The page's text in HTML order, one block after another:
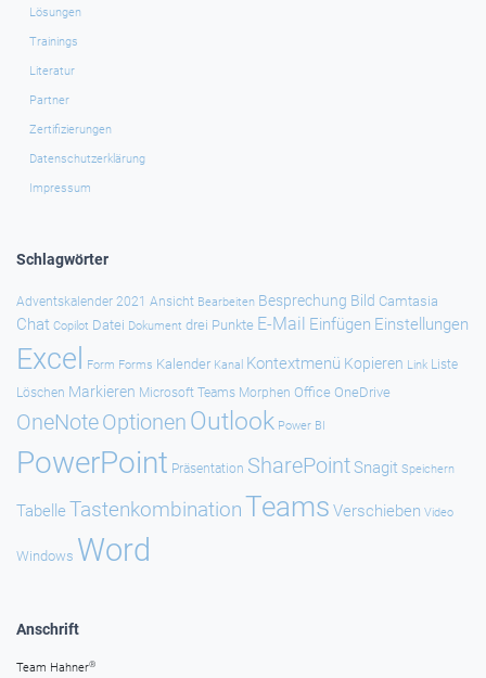
Lösungen
Trainings
Literatur
Partner
Zertifizierungen
Datenschutzerklärung
Impressum
Schlagwörter
Adventskalender 2021 Ansicht Bearbeiten Besprechung Bild Camtasia
Chat Copilot Datei Dokument drei Punkte E-Mail Einfügen Einstellungen
Excel Form Forms Kalender Kanal Kontextmenü Kopieren Link Liste
Löschen Markieren Microsoft Teams Morphen Office OneDrive
OneNoteOptionen Outlook Power BI
PowerPoint Präsentation SharePointSnagit Speichern
Tabelle TastenkombinationTeams Verschieben Video
Windows Word
Anschrift
Team Hahner®